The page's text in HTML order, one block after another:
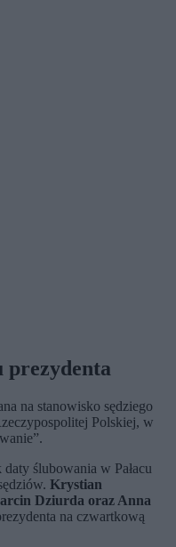
prezydenta
na stanowisko sędziego
Polskiej, w
ślubowania w Pałacu
Krystian
Dziurda oraz Anna
na czwartkową